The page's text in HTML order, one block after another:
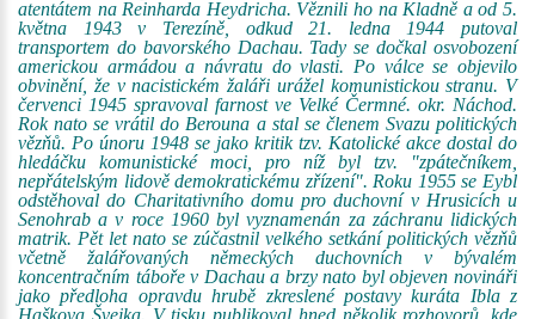
atentátem na Reinharda Heydricha. Věznili ho na Kladně a od 5.
května 1943 v Terezíně, odkud 21. ledna 1944 putoval
transportem do bavorského Dachau. Tady se dočkal osvobození
americkou armádou a návratu do vlasti. Po válce se objevilo
obvinění, že v nacistickém žaláři urážel komunistickou stranu. V
červenci 1945 spravoval farnost ve Velké Čermné. okr. Náchod.
Rok nato se vrátil do Berouna a stal se členem Svazu politických
vězňů. Po únoru 1948 se jako kritik tzv. Katolické akce dostal do
hledáčku komunistické moci, pro níž byl tzv. "zpátečníkem,
nepřátelským lidově demokratickému zřízení". Roku 1955 se Eybl
odstěhoval do Charitativního domu pro duchovní v Hrusicích u
Senohrab a v roce 1960 byl vyznamenán za záchranu lidických
matrik. Pět let nato se zúčastnil velkého setkání politických vězňů
včetně žalářovaných německých duchovních v bývalém
koncentračním táboře v Dachau a brzy nato byl objeven novináři
jako předloha opravdu hrubě zkreslené postavy kuráta Ibla z
Haškova Švejka. V tisku publikoval hned několik rozhovorů, kde